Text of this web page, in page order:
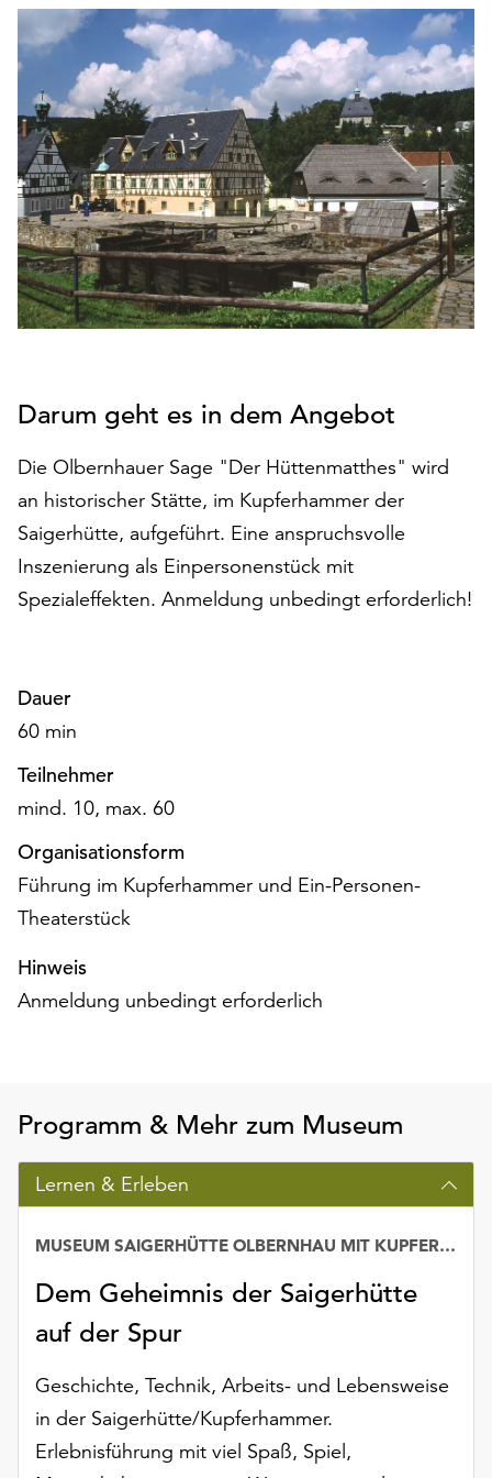
den
Betrieb
der
Seite
notwendig
sind
(funktionale
Cookies),
sowie
solche,
die
lediglich
zu
werden.
Klicken
auf
„Alle
akzeptieren“,
um
alle
akzeptieren.
Sie
können
Ihr
Einverständnis
jederzeit
ändern
und
widerrufen.
Dafür
Ihnen
am
Schaltfläche
„Cookie-
Einstellungen“
zur
Funktionale
werden
auch
ohne
Ihr
Einverständnis
weiterhin
ausgeführt.
Darum geht es in dem Angebot
Die Olbernhauer Sage "Der Hüttenmatthes" wird
an historischer Stätte, im Kupferhammer der
Saigerhütte, aufgeführt. Eine anspruchsvolle
Inszenierung als Einpersonenstück mit
Spezialeffekten. Anmeldung unbedingt erforderlich!
Dauer
60 min
Teilnehmer
mind. 10, max. 60
Organisationsform
Führung im Kupferhammer und Ein-Personen-
Theaterstück
Hinweis
Anmeldung unbedingt erforderlich
Programm & Mehr zum Museum
Lernen & Erleben
Dem Geheimnis der Saigerhütte
auf der Spur
MUSEUM SAIGERHÜTTE OLBERNHAU MIT KUPFERHAMMER
Geschichte, Technik, Arbeits- und Lebensweise
in der Saigerhütte/Kupferhammer.
Erlebnisführung mit viel Spaß, Spiel,